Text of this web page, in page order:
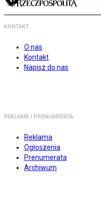
KONTAKT
O nas
Kontakt
Napisz do nas
REKLAMA I PRENUMERATA
Reklama
Ogłoszenia
Prenumerata
Archiwum